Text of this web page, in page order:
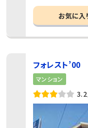
お気に入
フォレスト’00
マンション